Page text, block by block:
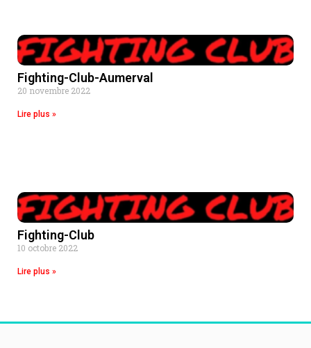
Fighting-Club-Aumerval
20 novembre 2022
Lire plus »
Fighting-Club
10 octobre 2022
Lire plus »